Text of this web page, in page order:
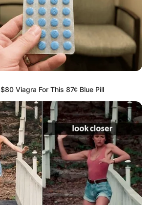
Viagra For This 87¢ Blue Pill